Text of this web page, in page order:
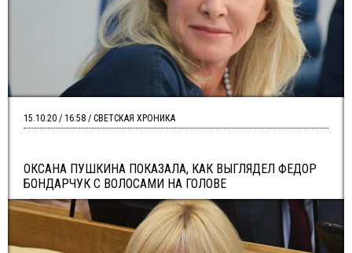
ОКСАНА ПУШКИНА ПОКАЗАЛА, КАК ВЫГЛЯДЕЛ ФЕДОР
БОНДАРЧУК С ВОЛОСАМИ НА ГОЛОВЕ
15.10.20 / 16:58 / СВЕТСКАЯ ХРОНИКА